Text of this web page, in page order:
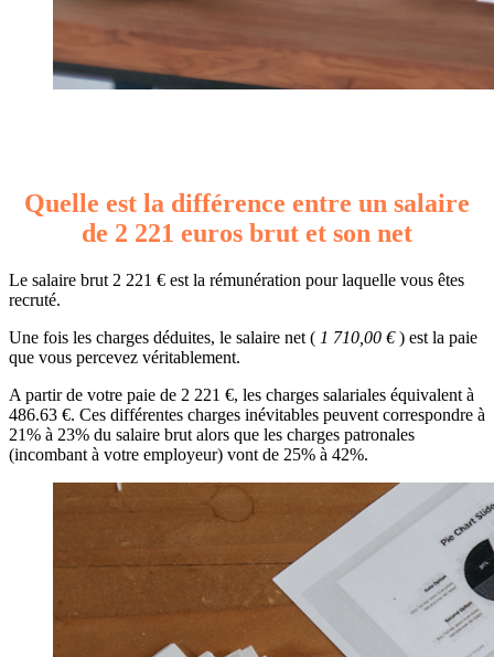
Quelle est la différence entre un salaire
de 2 221 euros brut et son net
Le salaire brut 2 221 € est la rémunération pour laquelle vous êtes
recruté.
Une fois les charges déduites, le salaire net ( 1 710,00 €) est la paie
que vous percevez véritablement.
A partir de votre paie de 2 221 €, les charges salariales équivalent à
486.63 €. Ces différentes charges inévitables peuvent correspondre à
21% à 23% du salaire brut alors que les charges patronales
(incombant à votre employeur) vont de 25% à 42%.